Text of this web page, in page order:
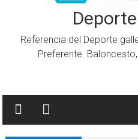
Referencia del Deporte
Preferente.